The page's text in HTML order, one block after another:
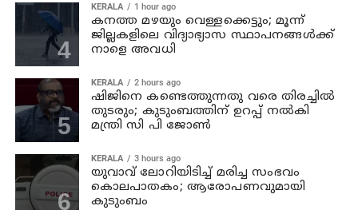
KERALA 1 hour ago
കനത്ത മഴയും വെള്ളക്കെട്ടും; മൂന്ന്‌
ജില്ലകളിലെ വിദ്യാഭ്യാസ സ്ഥാപനങ്ങള്‍ക്ക്
നാളെ അവധി
KERALA 2 hours ago
ഷിജിനെ കണ്ടെത്തുന്നതു വരെ തിരച്ചില്‍
തുടരും; കുടുംബത്തിന് ഉറപ്പ് നല്‍കി
മന്ത്രി സി പി ജോണ്‍
KERALA 3 hours ago
യുവാവ് ലോറിയിടിച്ച് മരിച്ച സംഭവം
കൊലപാതകം; ആരോപണവുമായി
കുടുംബം